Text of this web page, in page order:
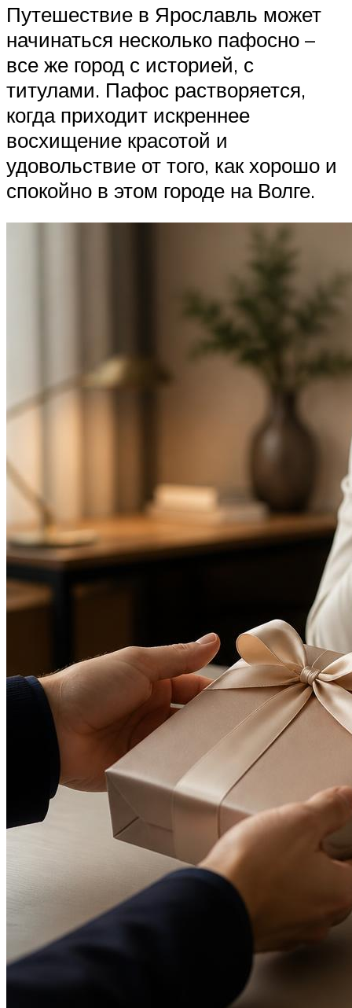
Путешествие в Ярославль может
начинаться несколько пафосно –
все же город с историей, с
титулами. Пафос растворяется,
когда приходит искреннее
восхищение красотой и
удовольствие от того, как хорошо и
спокойно в этом городе на Волге.